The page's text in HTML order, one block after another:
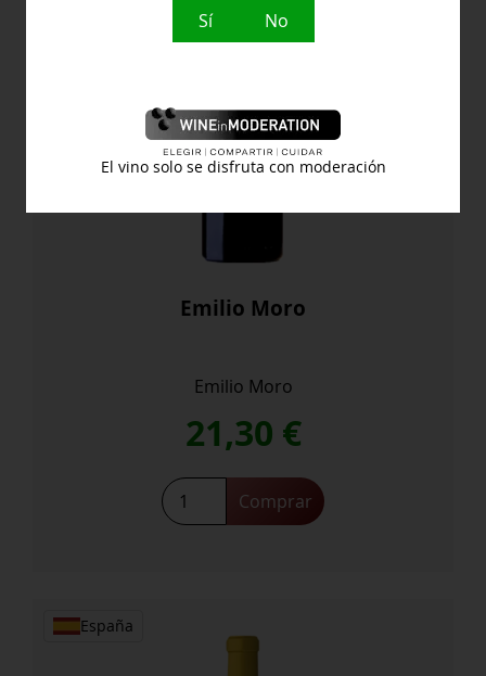
Emilio Moro
Emilio Moro
21,30 €
Emilio
Moro
Comprar
España
Sí No
El vino solo se disfruta con moderación